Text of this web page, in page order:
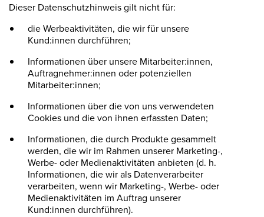
Dieser Datenschutzhinweis gilt nicht für:
die Werbeaktivitäten, die wir für unsere
Kund:innen durchführen;
Informationen über unsere Mitarbeiter:innen,
Auftragnehmer:innen oder potenziellen
Mitarbeiter:innen;
Informationen über die von uns verwendeten
Cookies und die von ihnen erfassten Daten;
Informationen, die durch Produkte gesammelt
werden, die wir im Rahmen unserer Marketing-,
Werbe- oder Medienaktivitäten anbieten (d. h.
Informationen, die wir als Datenverarbeiter
verarbeiten, wenn wir Marketing-, Werbe- oder
Medienaktivitäten im Auftrag unserer
Kund:innen durchführen).